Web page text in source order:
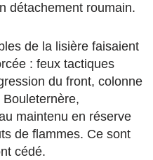
détachement roumain.
de la lisière faisaient
: feux tactiques
du front, colonne
maintenu en réserve
de flammes. Ce sont
cédé.